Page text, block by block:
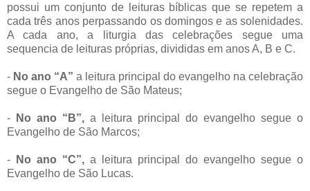
possui um conjunto de leituras bíblicas que se repetem a
cada três anos perpassando os domingos e as solenidades.
A cada ano, a liturgia das celebrações segue uma
sequencia de leituras próprias, divididas em anos A, B e C.
- No ano “A” a leitura principal do evangelho na celebração
segue o Evangelho de São Mateus;
- No ano “B”, a leitura principal do evangelho segue o
Evangelho de São Marcos;
- No ano “C”, a leitura principal do evangelho segue o
Evangelho de São Lucas.